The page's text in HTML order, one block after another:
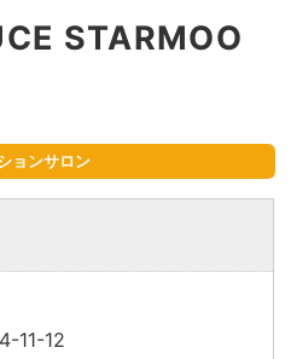
STARMOO
ョンサロン
11-12